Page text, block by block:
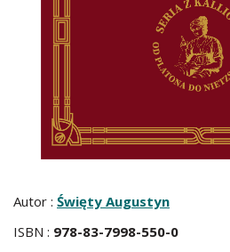
Autor : Święty Augustyn
ISBN : 978-83-7998-550-0